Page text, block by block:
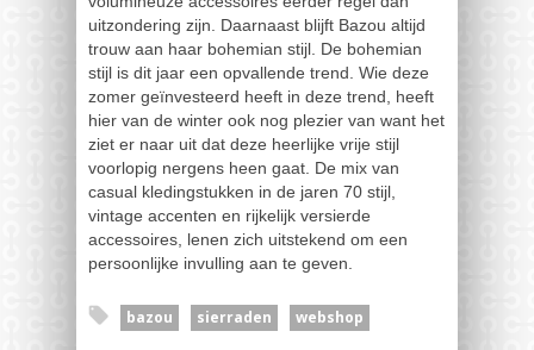
uitzondering zijn. Daarnaast blijft Bazou altijd
trouw aan haar bohemian stijl. De bohemian
stijl is dit jaar een opvallende trend. Wie deze
zomer geïnvesteerd heeft in deze trend, heeft
hier van de winter ook nog plezier van want het
ziet er naar uit dat deze heerlijke vrije stijl
voorlopig nergens heen gaat. De mix van
casual kledingstukken in de jaren 70 stijl,
vintage accenten en rijkelijk versierde
accessoires, lenen zich uitstekend om een
persoonlijke invulling aan te geven.
bazou sierraden webshop